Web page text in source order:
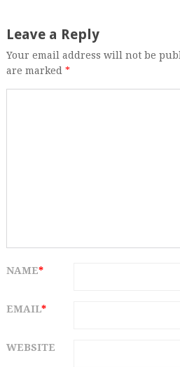
Leave a Reply
Your email address will not be
are marked *
NAME*
EMAIL*
WEBSITE